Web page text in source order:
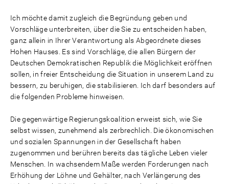
Ich möchte damit zugleich die Begründung geben und
Vorschläge unterbreiten, über die Sie zu entscheiden haben,
ganz allein in Ihrer Verantwortung als Abgeordnete dieses
Hohen Hauses. Es sind Vorschläge, die allen Bürgern der
Deutschen Demokratischen Republik die Möglichkeit eröffnen
sollen, in freier Entscheidung die Situation in unserem Land zu
bessern, zu beruhigen, die stabilisieren. Ich darf besonders auf
die folgenden Probleme hinweisen.
Die gegenwärtige Regierungskoalition erweist sich, wie Sie
selbst wissen, zunehmend als zerbrechlich. Die ökonomischen
und sozialen Spannungen in der Gesellschaft haben
zugenommen und berühren bereits das tägliche Leben vieler
Menschen. In wachsendem Maße werden Forderungen nach
Erhöhung der Löhne und Gehälter, nach Verlängerung des